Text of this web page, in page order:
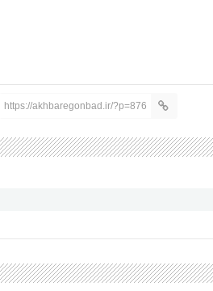
https://akhbaregonbad.ir/?p=876